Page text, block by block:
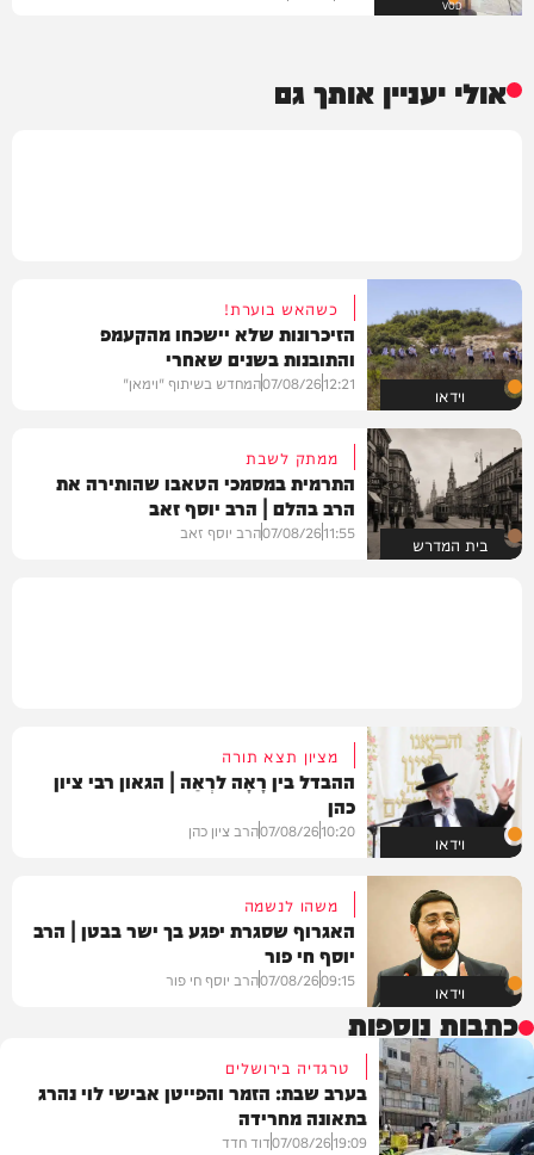
VOD
אולי יעניין אותך גם
וידאו
כשהאש בוערת!
הזיכרונות שלא יישכחו מהקעמפ
והתובנות בשנים שאחרי
12:21
07/08/26המחדש בשיתוף "וימאן"
בית המדרש
ממתק לשבת
התרמית במסמכי הטאבו שהותירה את
הרב בהלם | הרב יוסף זאב
11:55
07/08/26הרב יוסף זאב
וידאו
מציון תצא תורה
ההבדל בין רָאָה לרְאֵה | הגאון רבי ציון
כהן
10:20
07/08/26הרב ציון כהן
וידאו
משהו לנשמה
האגרוף שסגרת יפגע בך ישר בבטן | הרב
יוסף חי פור
09:15
07/08/26הרב יוסף חי פור
כתבות נוספות
טרגדיה בירושלים
בערב שבת: הזמר והפייטן אבישי לוי נהרג
בתאונה מחרידה
19:09
07/08/26דוד חדד